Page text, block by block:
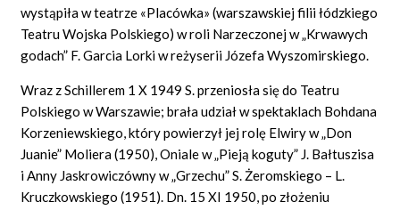
wystąpiła w teatrze «Placówka»(warszawskiej filii łódzkiego
Teatru Wojska Polskiego) w roli Narzeczonej w „Krwawych
godach” F. Garcia Lorki w reżyserii Józefa Wyszomirskiego.
Wraz z Schillerem 1 X 1949 S. przeniosła się do Teatru
Polskiego w Warszawie; brała udział w spektaklach Bohdana
Korzeniewskiego, który powierzył jej rolę Elwiry w „Don
Juanie” Moliera (1950), Oniale w „Pieją koguty” J. Bałtuszisa
i Anny Jaskrowiczówny w „Grzechu” S. Żeromskiego – L.
Kruczkowskiego (1951). Dn. 15 XI 1950, po złożeniu